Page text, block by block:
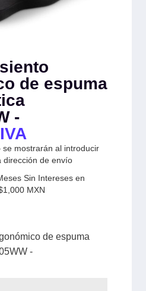
de espuma
-
mostrarán al introducir
dirección de envío
Sin Intereses en
MXN
de espuma
-